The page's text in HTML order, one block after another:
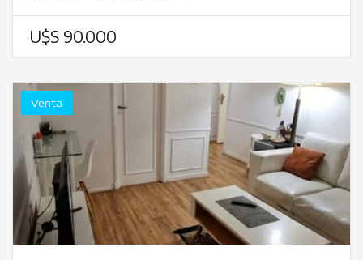
U$S 90.000
Venta